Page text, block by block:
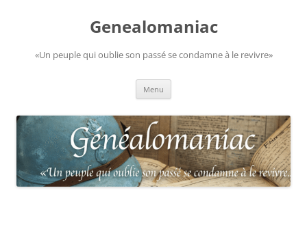
Genealomaniac
«Un peuple qui oublie son passé se condamne à le revivre»
Menu